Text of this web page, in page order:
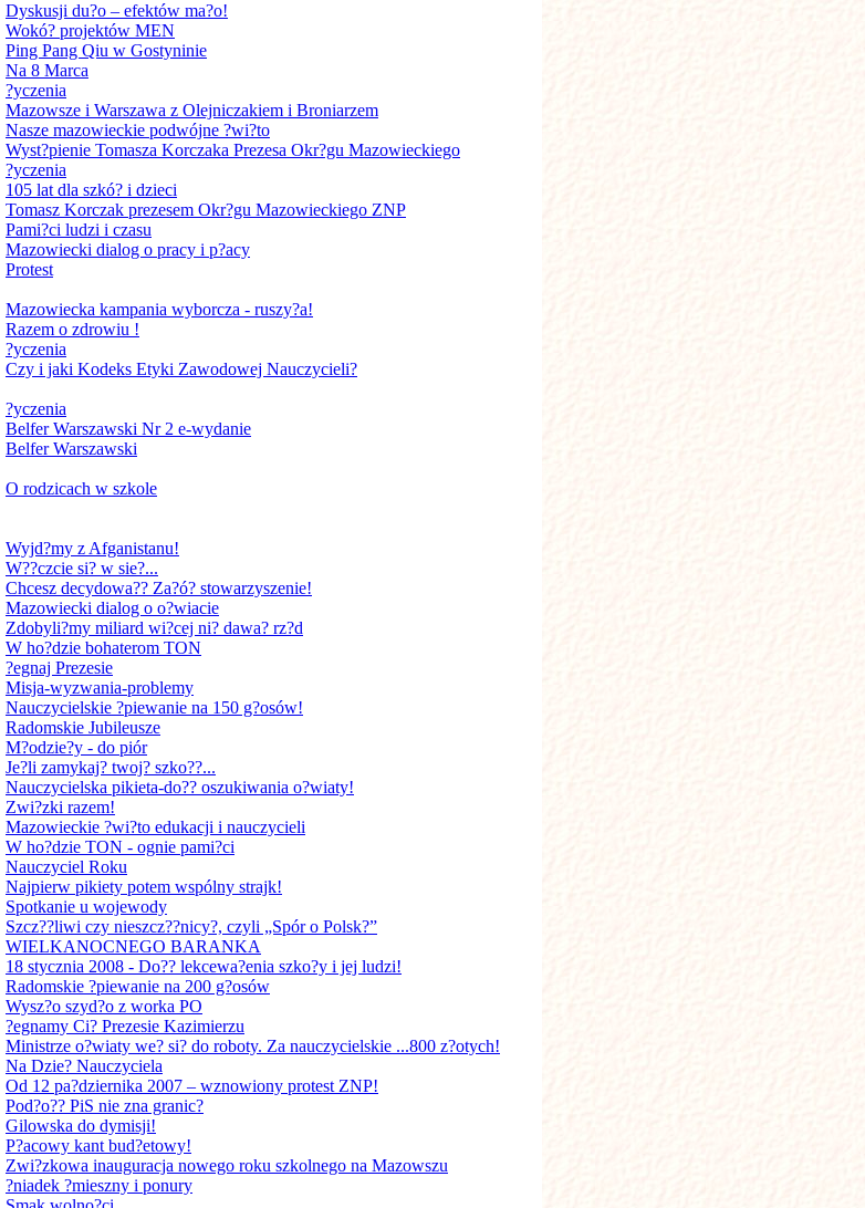
Dyskusji du?o – efektów ma?o!
Wokó? projektów MEN
Ping Pang Qiu w Gostyninie
Na 8 Marca
?yczenia
Mazowsze i Warszawa z Olejniczakiem i Broniarzem
Nasze mazowieckie podwójne ?wi?to
Wyst?pienie Tomasza Korczaka Prezesa Okr?gu Mazowieckiego
?yczenia
105 lat dla szkó? i dzieci
Tomasz Korczak prezesem Okr?gu Mazowieckiego ZNP
Pami?ci ludzi i czasu
Mazowiecki dialog o pracy i p?acy
Protest
Mazowiecka kampania wyborcza - ruszy?a!
Razem o zdrowiu !
?yczenia
Czy i jaki Kodeks Etyki Zawodowej Nauczycieli?
?yczenia
Belfer Warszawski Nr 2 e-wydanie
Belfer Warszawski
O rodzicach w szkole
Wyjd?my z Afganistanu!
W??czcie si? w sie?...
Chcesz decydowa?? Za?ó? stowarzyszenie!
Mazowiecki dialog o o?wiacie
Zdobyli?my miliard wi?cej ni? dawa? rz?d
W ho?dzie bohaterom TON
?egnaj Prezesie
Misja-wyzwania-problemy
Nauczycielskie ?piewanie na 150 g?osów!
Radomskie Jubileusze
M?odzie?y - do piór
Je?li zamykaj? twoj? szko??...
Nauczycielska pikieta-do?? oszukiwania o?wiaty!
Zwi?zki razem!
Mazowieckie ?wi?to edukacji i nauczycieli
W ho?dzie TON - ognie pami?ci
Nauczyciel Roku
Najpierw pikiety potem wspólny strajk!
Spotkanie u wojewody
Szcz??liwi czy nieszcz??nicy?, czyli „Spór o Polsk?”
WIELKANOCNEGO BARANKA
18 stycznia 2008 - Do?? lekcewa?enia szko?y i jej ludzi!
Radomskie ?piewanie na 200 g?osów
Wysz?o szyd?o z worka PO
?egnamy Ci? Prezesie Kazimierzu
Ministrze o?wiaty we? si? do roboty. Za nauczycielskie ...800 z?otych!
Na Dzie? Nauczyciela
Od 12 pa?dziernika 2007 – wznowiony protest ZNP!
Pod?o?? PiS nie zna granic?
Gilowska do dymisji!
P?acowy kant bud?etowy!
Zwi?zkowa inauguracja nowego roku szkolnego na Mazowszu
?niadek ?mieszny i ponury